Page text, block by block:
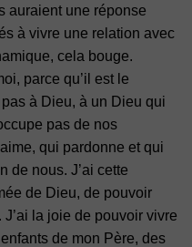
auraient une réponse
à vivre une relation avec
cela bouge.
parce qu’il est le
pas à Dieu, à un Dieu qui
pas de nos
qui pardonne et qui
de nous. J’ai cette
de Dieu, de pouvoir
la joie de pouvoir vivre
de mon Père, des